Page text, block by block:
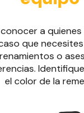
a
que
o
el color de la